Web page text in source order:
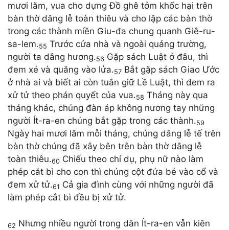
mươi lăm, vua cho dựng Đồ ghê tởm khốc hại trên
bàn thờ dâng lễ toàn thiêu và cho lập các bàn thờ
trong các thành miền Giu-đa chung quanh Giê-ru-
sa-lem.55 Trước cửa nhà và ngoài quảng trường,
người ta dâng hương.56 Gặp sách Luật ở đâu, thì
đem xé và quăng vào lửa.57 Bắt gặp sách Giao Ước
ở nhà ai và biết ai còn tuân giữ Lề Luật, thì đem ra
xử tử theo phán quyết của vua.58 Tháng này qua
tháng khác, chúng đàn áp không nương tay những
người Ít-ra-en chúng bắt gặp trong các thành.59
Ngày hai mươi lăm mỗi tháng, chúng dâng lễ tế trên
bàn thờ chúng đã xây bên trên bàn thờ dâng lễ
toàn thiêu.60 Chiếu theo chỉ dụ, phụ nữ nào làm
phép cắt bì cho con thì chúng cột đứa bé vào cổ và
đem xử tử.61 Cả gia đình cùng với những người đã
làm phép cắt bì đều bị xử tử.
62 Nhưng nhiều người trong dân Ít-ra-en vẫn kiên